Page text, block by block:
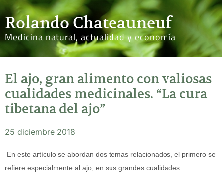
Rolando Chateauneuf
Medicina natural, actualidad y economía
El ajo, gran alimento con valiosas
cualidades medicinales. “La cura
tibetana del ajo”
25 diciembre 2018
En este artículo se abordan dos temas relacionados, el primero se
refiere especialmente al ajo, en sus grandes cualidades